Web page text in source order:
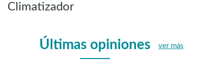
Climatizador
Últimas opiniones ver más